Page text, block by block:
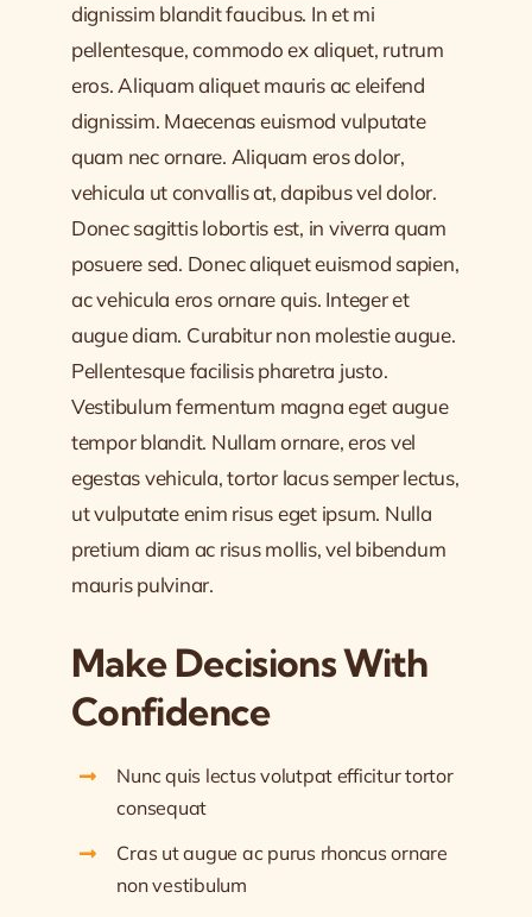
dignissim blandit faucibus. In et mi
pellentesque, commodo ex aliquet, rutrum
eros. Aliquam aliquet mauris ac eleifend
dignissim. Maecenas euismod vulputate
quam nec ornare. Aliquam eros dolor,
vehicula ut convallis at, dapibus vel dolor.
Donec sagittis lobortis est, in viverra quam
posuere sed. Donec aliquet euismod sapien,
ac vehicula eros ornare quis. Integer et
augue diam. Curabitur non molestie augue.
Pellentesque facilisis pharetra justo.
Vestibulum fermentum magna eget augue
tempor blandit. Nullam ornare, eros vel
egestas vehicula, tortor lacus semper lectus,
ut vulputate enim risus eget ipsum. Nulla
pretium diam ac risus mollis, vel bibendum
mauris pulvinar.
Make Decisions With
Confidence
Nunc quis lectus volutpat efficitur tortor
consequat
Cras ut augue ac purus rhoncus ornare
non vestibulum